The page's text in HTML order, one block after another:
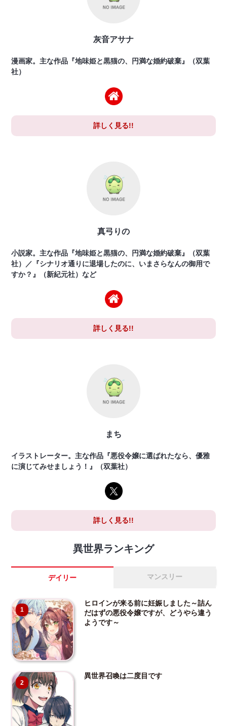
灰音アサナ
漫画家。主な作品『地味姫と黒猫の、円満な婚約破棄』（双葉
社）
詳しく見る!!
真弓りの
小説家。主な作品『地味姫と黒猫の、円満な婚約破棄』（双葉
社）／『シナリオ通りに退場したのに、いまさらなんの御用で
すか？』（新紀元社）など
詳しく見る!!
まち
イラストレーター。主な作品『悪役令嬢に選ばれたなら、優雅
に演じてみせましょう！』（双葉社）
詳しく見る!!
異世界ランキング
デイリー マンスリー
1
ヒロインが来る前に妊娠しました～詰ん
だはずの悪役令嬢ですが、どうやら違う
ようです～
2
異世界召喚は二度目です